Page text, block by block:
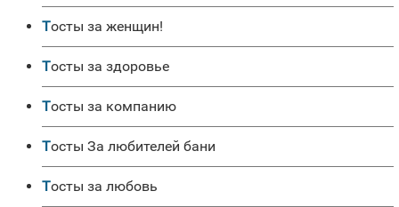
Тосты за женщин!
Тосты за здоровье
Тосты за компанию
Тосты За любителей бани
Тосты за любовь